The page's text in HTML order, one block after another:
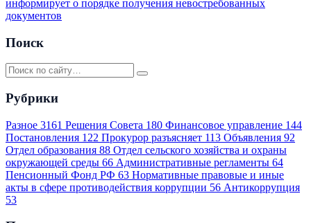
информирует о порядке получения невостребованных
документов
Поиск
Рубрики
Разное 3161 Решения Совета 180 Финансовое управление 144
Постановления 122 Прокурор разъясняет 113 Объявления 92
Отдел образования 88 Отдел сельского хозяйства и охраны
окружающей среды 66 Административные регламенты 64
Пенсионный Фонд РФ 63 Нормативные правовые и иные
акты в сфере противодействия коррупции 56 Антикоррупция
53